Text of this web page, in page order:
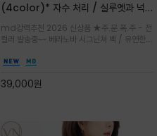
(4color)* 자수 처리 / 실루엣과 넉넉
셜 숄더백
md강력추천 2026 신상품 ★주.문.폭.주 - 전
컬러 발송중~~ 베라노바 시그닌쳐 백 / 유연한
설계로 어깨의 피로도를 낮춰 편안한 착용/가볍
리 숄더백
39,000원